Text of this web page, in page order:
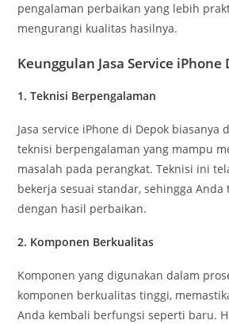
pengalaman perbaikan yang lebih
mengurangi kualitas hasilnya.
Keunggulan Jasa Service iPhone
1.Teknisi Berpengalaman
Jasa service iPhone di Depok biasanya
teknisi berpengalaman yang mampu
masalah pada perangkat. Teknisi ini
bekerja sesuai standar, sehingga
dengan hasil perbaikan.
2. Komponen Berkualitas
Komponen yang digunakan dalam
komponen berkualitas tinggi,
Anda kembali berfungsi seperti baru.